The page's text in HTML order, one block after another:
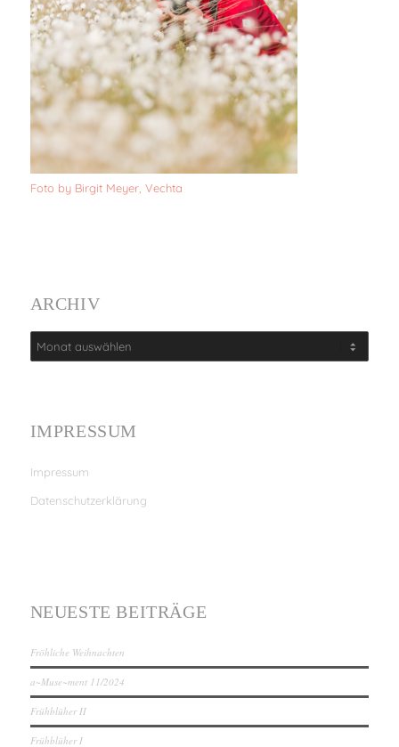
Foto by Birgit Meyer, Vechta
ARCHIV
IMPRESSUM
Impressum
Datenschutzerklärung
NEUESTE BEITRÄGE
Fröhliche Weihnachten
a~Muse~ment 11/2024
Frühblüher II
Frühblüher I